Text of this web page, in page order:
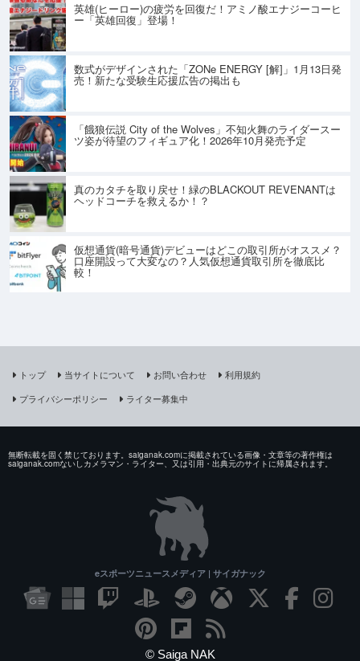
英雄(ヒーロー)の疲労を回復だ！アミノ酸エナジーコーヒ
ー「英雄回復」登場！
数式がデザインされた「ZONe ENERGY [解]」1月13日発
売！新たな受験生応援広告の掲出も
「餓狼伝説 City of the Wolves」不知火舞のライダースー
ツ姿が待望のフィギュア化！2026年10月発売予定
真のカタチを取り戻せ！緑のBLACKOUT REVENANTは
ヘッドコーチを救えるか！？
仮想通貨(暗号通貨)デビューはどこの取引所がオススメ？
口座開設って大変なの？人気仮想通貨取引所を徹底比
較！
トップ 当サイトについて お問い合わせ
利用規約
プライバシーポリシー
ライター募集中
無断転載を固く禁じております。saiganak.comに掲載されている画像・文章等の著作権は
saiganak.comないしカメラマン・ライター、又は引用・出典元のサイトに帰属されます。
eスポーツニュースメディア | サイガナック
© Saiga NAK